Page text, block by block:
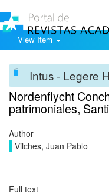
View Item
Intus - Legere
Nordenflycht
patrimoniales,
Author
Vilches, Juan Pablo
Full text